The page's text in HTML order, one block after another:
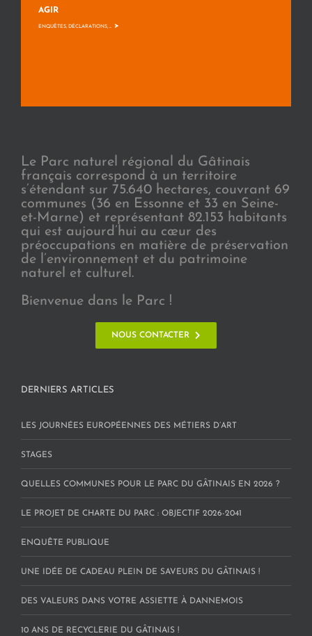
AGIR
ENQUÊTES, DÉCLARATIONS, ... >
Le Parc naturel régional du Gâtinais
français correspond à un territoire
s’étendant sur 75.640 hectares, couvrant 69
communes (36 en Essonne et 33 en Seine-
et-Marne) et représentant 82.153 habitants
qui est aujourd’hui au cœur des
préoccupations en matière de préservation
de l’environnement et du patrimoine
naturel et culturel.
Bienvenue dans le Parc !
NOUS CONTACTER
DERNIERS ARTICLES
LES JOURNÉES EUROPÉENNES DES MÉTIERS D’ART
STAGES
QUELLES COMMUNES POUR LE PARC DU GÂTINAIS EN 2026 ?
LE PROJET DE CHARTE DU PARC : OBJECTIF 2026-2041
ENQUÊTE PUBLIQUE
UNE IDÉE DE CADEAU PLEIN DE SAVEURS DU GÂTINAIS !
DES VALEURS DANS VOTRE ASSIETTE À DANNEMOIS
10 ANS DE RECYCLERIE DU GÂTINAIS !